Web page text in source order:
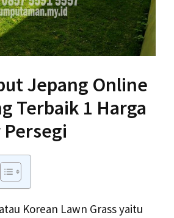
Jepang Online
Terbaik 1 Harga
atau Korean Lawn Grass yaitu